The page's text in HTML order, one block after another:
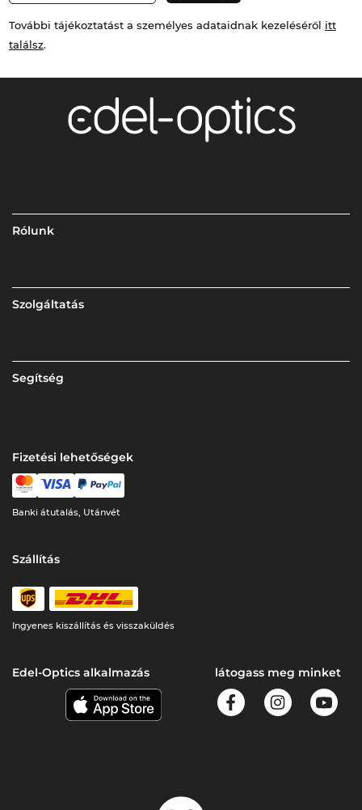
További tájékoztatást a személyes adataidnak kezeléséről itt
találsz.
Rólunk
Szolgáltatás
Segítség
Fizetési lehetőségek
Banki átutalás, Utánvét
Szállítás
Ingyenes kiszállítás és visszaküldés
Edel-Optics alkalmazás látogass meg minket